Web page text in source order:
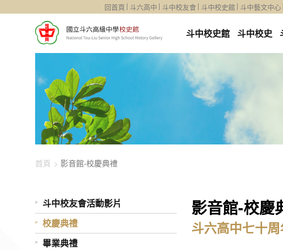
回首頁 斗六高中 斗中校友會 斗中校史館 斗中藝文中心
斗中校史館 斗中校史
首頁 影音館-校慶典禮
斗中校友會活動影片
校慶典禮
畢業典禮
影音館-校慶
斗六高中七十